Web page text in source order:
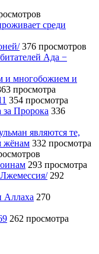
среди
376 просмотров
Ада −
и многобожием и
просмотра
354 просмотра
Пророка 336
являются те,
жёнам 332 просмотра
293 просмотра
292
Аллаха 270
262 просмотра